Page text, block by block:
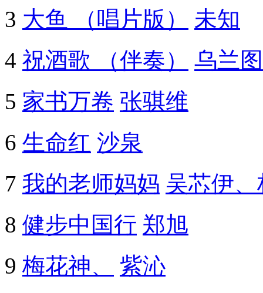
3 大鱼 （唱片版）
未知
4 祝酒歌 （伴奏）
乌兰
5 家书万卷 张骐维
6 生命红 沙泉
7 我的老师妈妈 吴芯伊
8 健步中国行 郑旭
9 梅花神、
紫沁